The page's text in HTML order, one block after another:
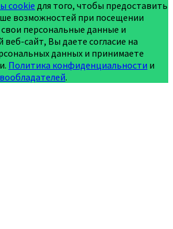
cookie для того, чтобы предоставить
возможностей при посещении
персональные данные и
веб-сайт, Вы даете согласие на
данных и принимаете
Политика конфиденциальности и
.